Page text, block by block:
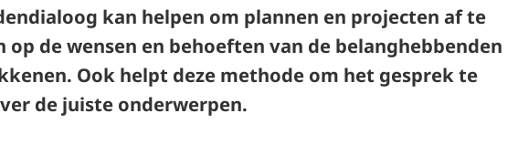
kan helpen om plannen en projecten af te
op de wensen en behoeften van de belanghebbenden
Ook helpt deze methode om het gesprek te
de juiste onderwerpen.